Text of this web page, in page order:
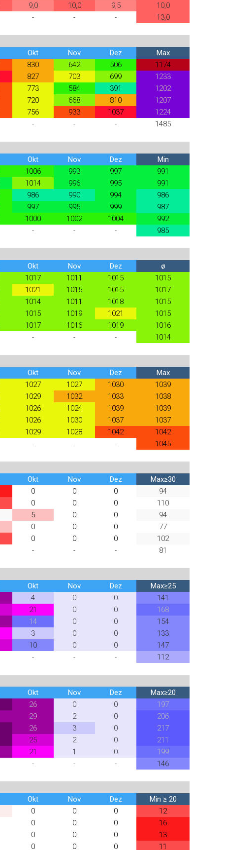
9,0 10,0 9,5
10,0
- - - 13,0
Okt Nov Dez
Max
830 642 506
1174
827 703 699
1233
773 584 391
1202
720 668 810
1207
756 933 1037
1224
- - - 1485
Okt Nov Dez
Min
1006 993 997
991
1014 996 995
991
986 990 994
986
997 995 999
987
1000 1002 1004
992
- - - 985
Okt Nov Dez
ø
1017 1011 1015
1015
1021 1015 1015
1017
1014 1011 1018
1015
1015 1019 1021
1015
1017 1016 1019
1016
- - - 1014
Okt Nov Dez
Max
1027 1027 1030
1039
1029 1032 1033
1038
1026 1024 1039
1039
1026 1030 1037
1037
1029 1028 1042
1042
- - - 1045
Okt Nov Dez
Max≥30
0 0 0
94
0 0 0
110
5 0 0
94
0 0 0
77
0 0 0
102
- - - 81
Okt Nov Dez
Max≥25
4 0 0
141
21 0 0
168
14 0 0
154
3 0 0
133
10 0 0
147
- - - 112
Okt Nov Dez
Max≥20
26 0 0
197
29 2 0
206
26 3 0
217
25 2 0
211
21 1 0
199
- - - 146
Okt Nov Dez
Min ≥ 20
0 0 0
12
0 0 0
16
0 0 0
13
0 0 0 11